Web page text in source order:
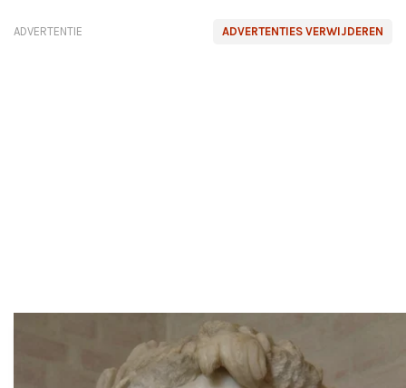
ADVERTENTIES VERWIJDEREN
ADVERTENTIE